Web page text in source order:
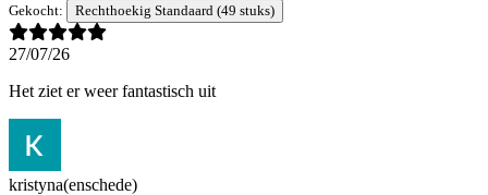
Gekocht: Rechthoekig Standaard (49 stuks)
27/07/26
Het ziet er weer fantastisch uit
kristyna(enschede)